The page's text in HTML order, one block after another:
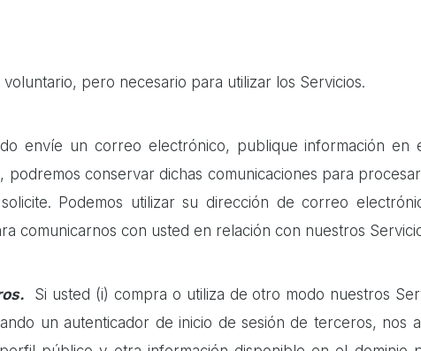
pero necesario para utilizar los Servicios.
envíe un correo electrónico, publique información en
conservar dichas comunicaciones para
Podemos utilizar su dirección de correo
comunicarnos con usted en relación con nuestros
Si usted (i) compra o utiliza de otro modo nuestros
un autenticador de inicio de sesión de terceros, nos